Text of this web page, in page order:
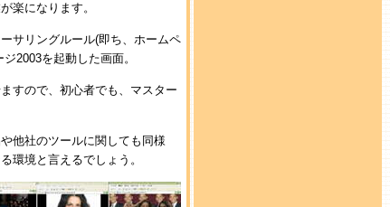
楽になります。
サリングルール(即ち、ホームペ
2003を起動した画面。
すので、初心者でも、マスター
他社のツールに関しても同様
環境と言えるでしょう。